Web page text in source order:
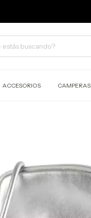
ACCESORIOS CAMPERAS